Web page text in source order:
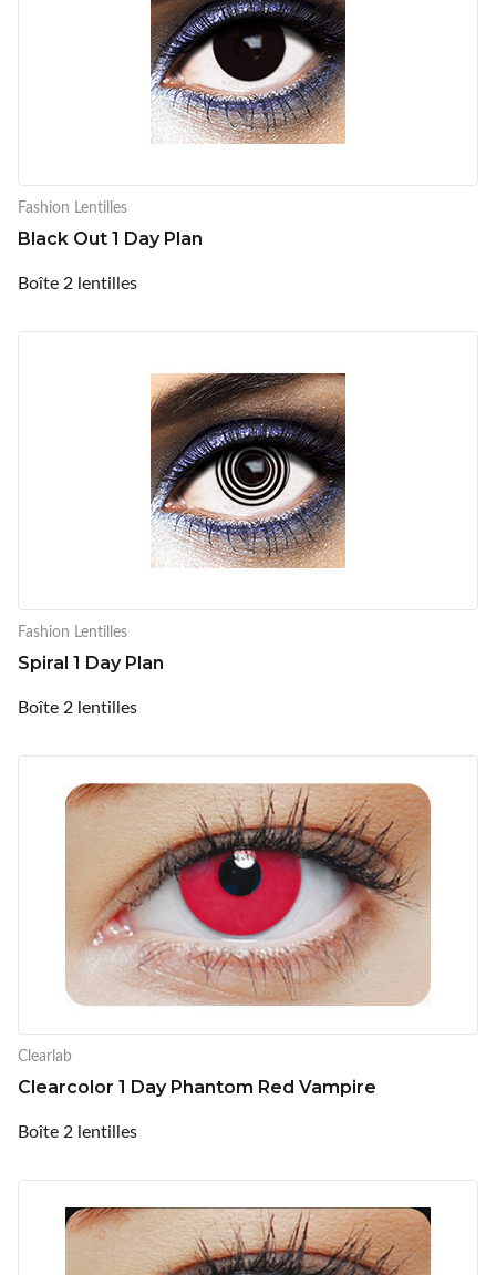
Fashion Lentilles
Black Out 1 Day Plan
Boîte 2 lentilles
Fashion Lentilles
Spiral 1 Day Plan
Boîte 2 lentilles
Clearlab
Clearcolor 1 Day Phantom Red Vampire
Boîte 2 lentilles